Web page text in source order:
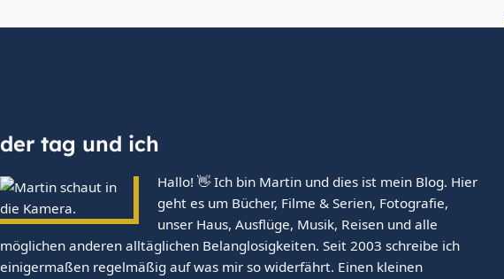
der tag und ich
Hallo! 👋 Ich bin Martin und dies ist mein Blog. Hier
geht es um Bücher, Filme & Serien, Fotografie,
unser Haus, Ausflüge, Musik, Reisen und alle
möglichen anderen alltäglichen Belanglosigkeiten. Seit 2003 schreibe ich
einigermaßen regelmäßig auf was mir so widerfährt. Einen kleinen